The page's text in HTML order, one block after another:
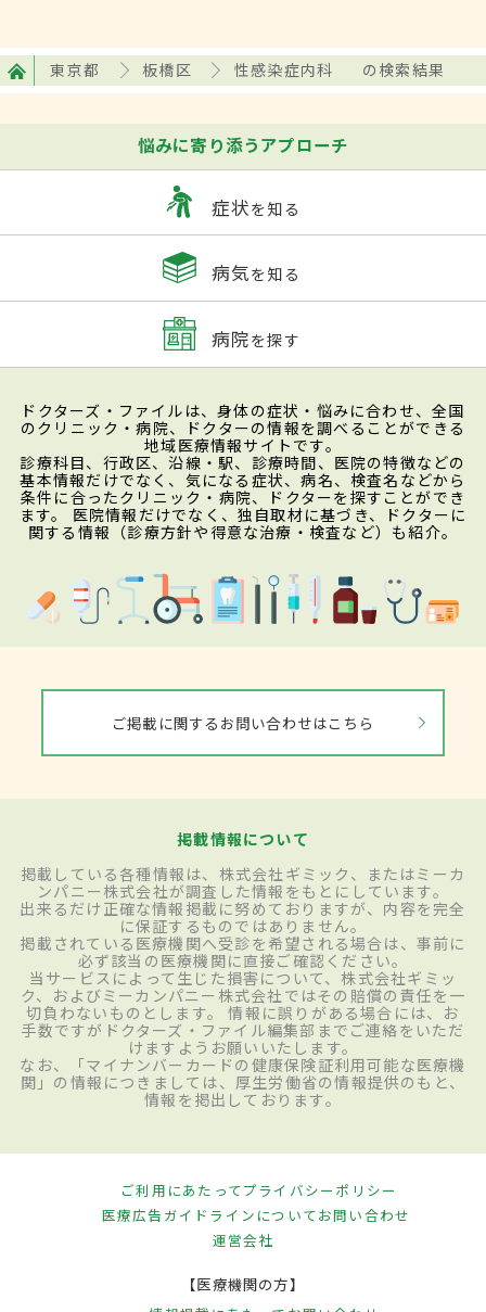
東京都 板橋区 性感染症内科 の検索結果
悩みに寄り添うアプローチ
症状を知る
病気を知る
病院を探す
ドクターズ・ファイルは、身体の症状・悩みに合わせ、全国
のクリニック・病院、ドクターの情報を調べることができる
地域医療情報サイトです。
診療科目、行政区、沿線・駅、診療時間、医院の特徴などの
基本情報だけでなく、気になる症状、病名、検査名などから
条件に合ったクリニック・病院、ドクターを探すことができ
ます。 医院情報だけでなく、独自取材に基づき、ドクターに
関する情報（診療方針や得意な治療・検査など）も紹介。
ご掲載に関するお問い合わせはこちら
掲載情報について
掲載している各種情報は、株式会社ギミック、またはミーカ
ンパニー株式会社が調査した情報をもとにしています。
出来るだけ正確な情報掲載に努めておりますが、内容を完全
に保証するものではありません。
掲載されている医療機関へ受診を希望される場合は、事前に
必ず該当の医療機関に直接ご確認ください。
当サービスによって生じた損害について、株式会社ギミッ
ク、およびミーカンパニー株式会社ではその賠償の責任を一
切負わないものとします。 情報に誤りがある場合には、お
手数ですがドクターズ・ファイル編集部までご連絡をいただ
けますようお願いいたします。
なお、「マイナンバーカードの健康保険証利用可能な医療機
関」の情報につきましては、厚生労働省の情報提供のもと、
情報を掲出しております。
ご利用にあたってプライバシーポリシー
医療広告ガイドラインについてお問い合わせ
運営会社
【医療機関の方】